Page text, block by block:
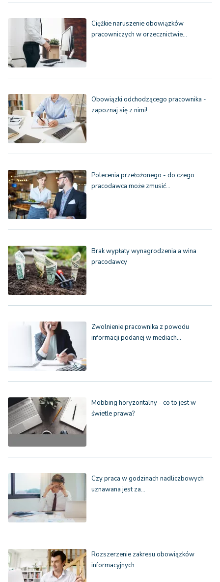
Ciężkie naruszenie obowiązków
pracowniczych w orzecznictwie…
Obowiązki odchodzącego pracownika -
zapoznaj się z nimi!
Polecenia przełożonego - do czego
pracodawca może zmusić…
Brak wypłaty wynagrodzenia a wina
pracodawcy
Zwolnienie pracownika z powodu
informacji podanej w mediach…
Mobbing horyzontalny - co to jest w
świetle prawa?
Czy praca w godzinach nadliczbowych
uznawana jest za…
Rozszerzenie zakresu obowiązków
informacyjnych